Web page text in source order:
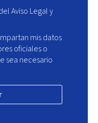
Aviso Legal y
mis datos
oficiales o
sea necesario